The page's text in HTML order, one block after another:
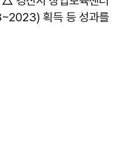
획득 등 성과를